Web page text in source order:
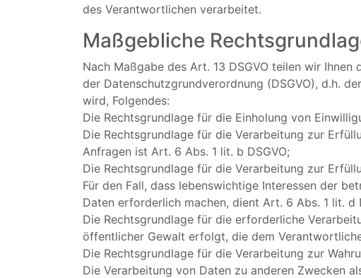
des Verantwortlichen verarbeitet.
Maßgebliche
Nach Maßgabe des Art. 13 DSGVO teilen wir
der Datenschutzgrundverordnung (DSGVO), d.h.
wird, Folgendes:
Die Rechtsgrundlage für die Einholung von
Die Rechtsgrundlage für die Verarbeitung zur
Anfragen ist Art. 6 Abs. 1 lit. b DSGVO;
Die Rechtsgrundlage für die Verarbeitung zur
Für den Fall, dass lebenswichtige Interessen der
Daten erforderlich machen, dient Art. 6 Abs. 1 lit. d
Die Rechtsgrundlage für die erforderliche
öffentlicher Gewalt erfolgt, die dem
Die Rechtsgrundlage für die Verarbeitung zur
Die Verarbeitung von Daten zu anderen Zwecken